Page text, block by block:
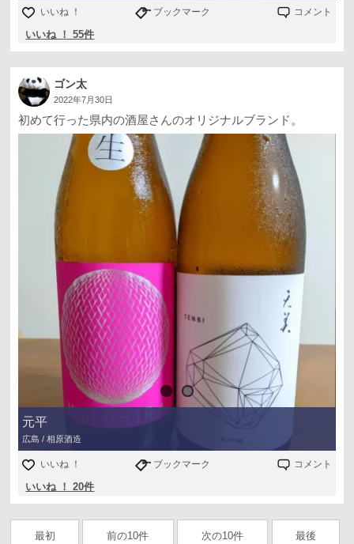
皆さま
いつも優しいSAKETIMEの皆さまへ
感謝を込めて贈ります🌸🌸🌸
いいね ！ ブックマーク コメント
いいね ！ 55件
ゴン太
2022年7月30日
初めて行った県内の酒屋さんのオリジナルブランド。
元平
広島 / 相原酒造
いいね ！ ブックマーク コメント
いいね ！ 20件
最初 前の10件 次の10件 最後